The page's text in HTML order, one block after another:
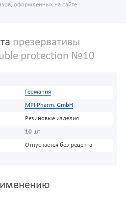
оформленных на сайте
презервативы
protection №10
Германия
MPI Pharm. GmbH
Резиновые изделия
10 шт
Отпускается без рецепта